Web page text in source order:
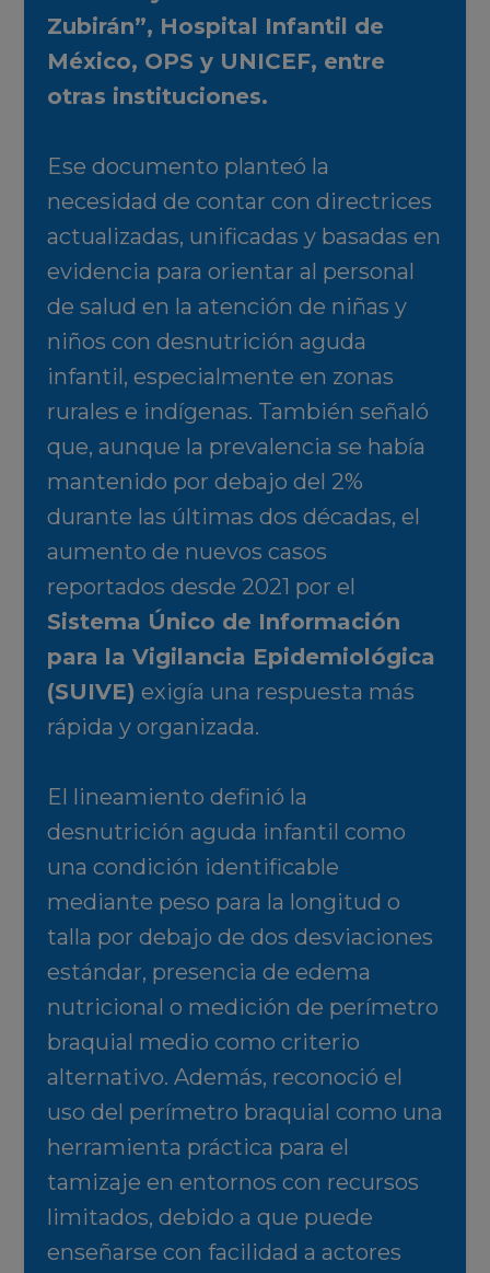
Zubirán”, Hospital Infantil de
México, OPS y UNICEF, entre
otras instituciones.
Ese documento planteó la
necesidad de contar con directrices
actualizadas, unificadas y basadas en
evidencia para orientar al personal
de salud en la atención de niñas y
niños con desnutrición aguda
infantil, especialmente en zonas
rurales e indígenas. También señaló
que, aunque la prevalencia se había
mantenido por debajo del 2%
durante las últimas dos décadas, el
aumento de nuevos casos
reportados desde 2021 por el
Sistema Único de Información
para la Vigilancia Epidemiológica
(SUIVE) exigía una respuesta más
rápida y organizada.
El lineamiento definió la
desnutrición aguda infantil como
una condición identificable
mediante peso para la longitud o
talla por debajo de dos desviaciones
estándar, presencia de edema
nutricional o medición de perímetro
braquial medio como criterio
alternativo. Además, reconoció el
uso del perímetro braquial como una
herramienta práctica para el
tamizaje en entornos con recursos
limitados, debido a que puede
enseñarse con facilidad a actores